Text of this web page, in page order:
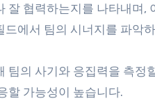
잘 협력하는지를 나타내며
에서 팀의 시너지를 파악
팀의 사기와 응집력을 측
할 가능성이 높습니다.